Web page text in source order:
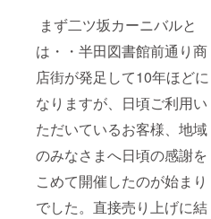
まず二ツ坂カーニバルと
は・・半田図書館前通り商
店街が発足して10年ほどに
なりますが、日頃ご利用い
ただいているお客様、地域
のみなさまへ日頃の感謝を
こめて開催したのが始まり
でした。直接売り上げに結